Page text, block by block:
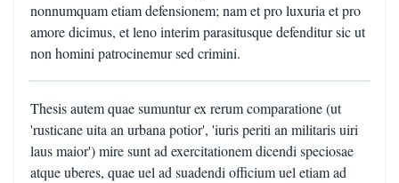
nonnumquam etiam defensionem; nam et pro luxuria et pro
amore dicimus, et leno interim parasitusque defenditur sic ut
non homini patrocinemur sed crimini.
Thesis autem quae sumuntur ex rerum comparatione (ut
'rusticane uita an urbana potior', 'iuris periti an militaris uiri
laus maior') mire sunt ad exercitationem dicendi speciosae
atque uberes, quae uel ad suadendi officium uel etiam ad